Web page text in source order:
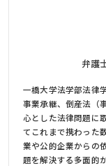
弁護
一橋大学法学部法律
事業承継、倒産法（
心とした法律問題に
てこれまで携わった
業や公的企業からの
題を解決する多面的